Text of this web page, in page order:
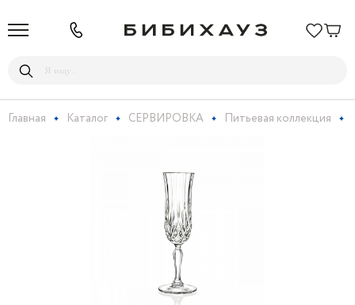
Главная Каталог СЕРВИРОВКА Питьевая коллекция